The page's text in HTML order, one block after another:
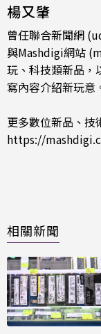
楊又肇
曾任聯合新聞網
與Mashdigi網站
玩、科技類新品，
寫內容介紹新玩意
更多數位新品、技
https://
相關新聞